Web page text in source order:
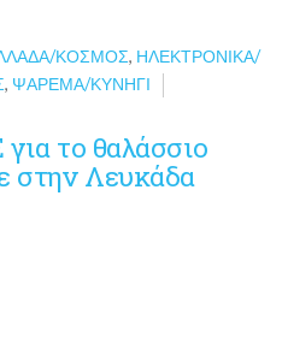
ΚΌΣΜΟΣ, ΗΛΕΚΤΡΟΝΙΚΆ/
, ΨΆΡΕΜΑ/ΚΥΝΉΓΙ
το θαλάσσιο
στην Λευκάδα